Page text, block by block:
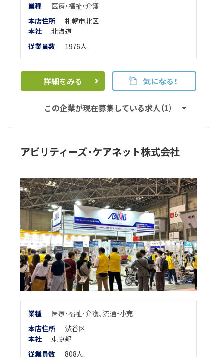
業種
医療・福祉・介護
本店住所
札幌市北区
本社
北海道
従業員数
1976人
詳細をみる 気になる！
この企業が現在募集している求人（1）
アビリティーズ・ケアネット株式会社
業種 医療・福祉・介護、流通・小売
本店住所
渋谷区
本社
東京都
従業員数
808人